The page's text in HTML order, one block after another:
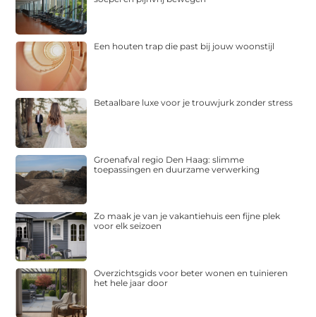
Een houten trap die past bij jouw woonstijl
Betaalbare luxe voor je trouwjurk zonder stress
Groenafval regio Den Haag: slimme
toepassingen en duurzame verwerking
Zo maak je van je vakantiehuis een fijne plek
voor elk seizoen
Overzichtsgids voor beter wonen en tuinieren
het hele jaar door